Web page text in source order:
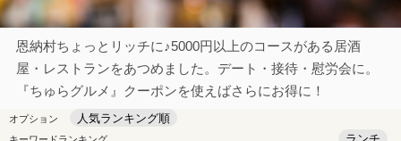
恩納村ちょっとリッチに♪5000円以上のコースがある居酒
屋・レストランをあつめました。デート・接待・慰労会に。
『ちゅらグルメ』クーポンを使えばさらにお得に！
オプション 人気ランキング順